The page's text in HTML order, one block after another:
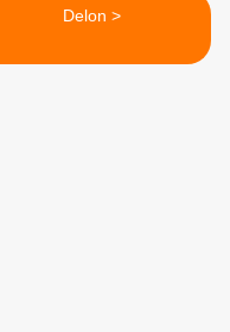
Delon >